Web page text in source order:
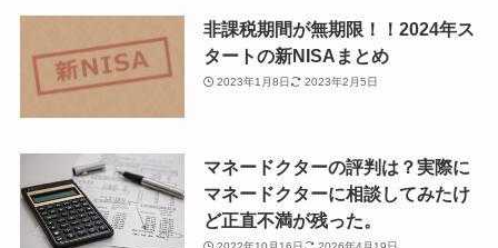
非課税期間が無期限！！2024年ス
タートの新NISAまとめ
2023年1月8日 2023年2月5日
マネードクターの評判は？実際に
マネードクターに相談してみたけ
ど正直不満が残った。